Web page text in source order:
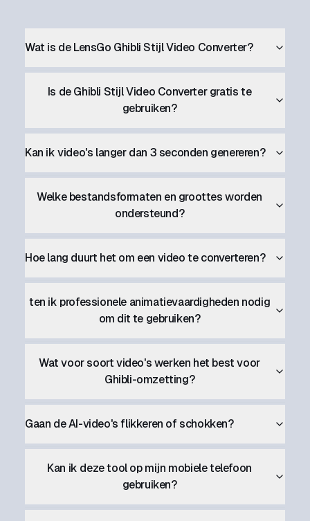
Wat is de LensGo Ghibli Stijl Video Converter?
Is de Ghibli Stijl Video Converter gratis te
gebruiken?
Kan ik video's langer dan 3 seconden genereren?
Welke bestandsformaten en groottes worden
ondersteund?
Hoe lang duurt het om een video te converteren?
ten ik professionele animatievaardigheden nodig
om dit te gebruiken?
Wat voor soort video's werken het best voor
Ghibli-omzetting?
Gaan de AI-video's flikkeren of schokken?
Kan ik deze tool op mijn mobiele telefoon
gebruiken?